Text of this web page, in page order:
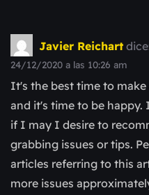
Javier Reichart
24/12/2020 a las 10:26 am
It's the best time to
and it's time to be happy.
if I may I desire to
grabbing issues or tips.
articles referring to this
more issues